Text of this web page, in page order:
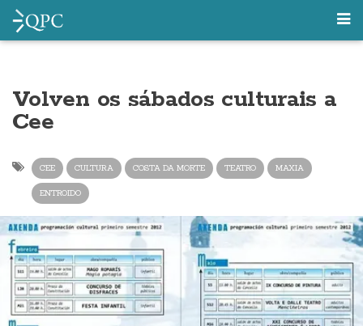
Volven os sábados culturais a
Cee
CEE CULTURA COSTA DA MORTE TEATRO MAXIA
ENTROIDO